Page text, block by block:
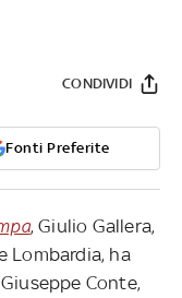
Fonti Preferite
CONDIVIDI
, Giulio Gallera,
Lombardia, ha
Conte,